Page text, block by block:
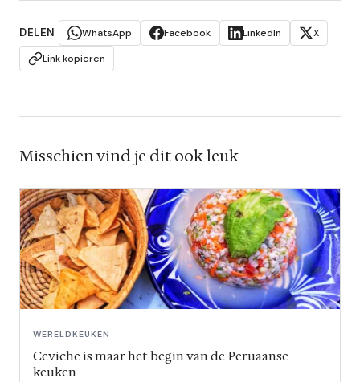
DELEN WhatsApp Facebook LinkedIn
X
Link kopieren
Misschien vind je dit ook leuk
WERELDKEUKEN
Ceviche is maar het begin van de Peruaanse
keuken